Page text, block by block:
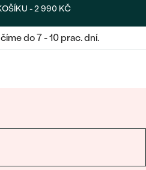
-2 990 KČ
do 7 - 10 prac. dní.